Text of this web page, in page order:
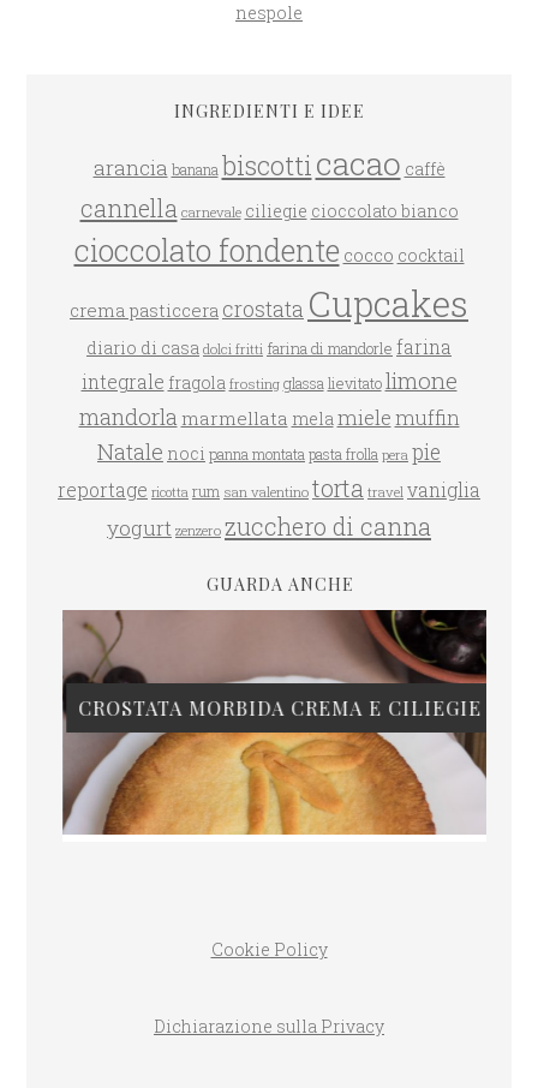
nespole
INGREDIENTI E IDEE
arancia banana biscotticacao caffè
cannella carnevale ciliegie cioccolato bianco
cioccolato fondente cocco cocktail
crema pasticcera crostata Cupcakes
diario di casa dolci fritti farina di mandorle farina
integrale fragola frosting glassa lievitato limone
mandorla marmellata melamielemuffin
Natale noci panna montata pasta frolla pera pie
reportage ricotta rum san valentino torta travel vaniglia
yogurt zenzero zucchero di canna
GUARDA ANCHE
CROSTATA MORBIDA CREMA E CILIEGIE
Cookie Policy
Dichiarazione sulla Privacy